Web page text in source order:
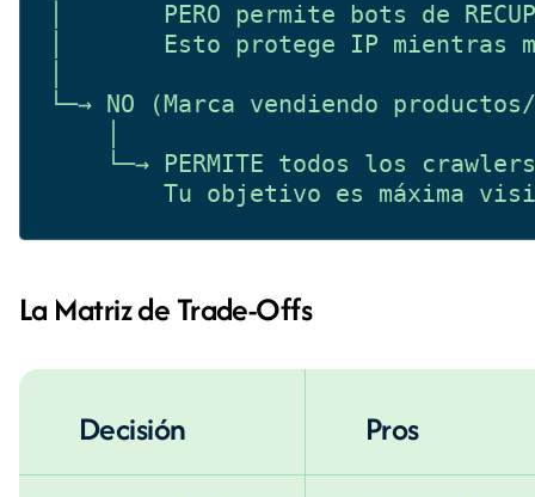
│       PERO permite bots de
│       Esto protege IP mientras
└─→ NO (Marca vendiendo
└─→ PERMITE todos los
La Matriz de Trade-Offs
Decisión Pros